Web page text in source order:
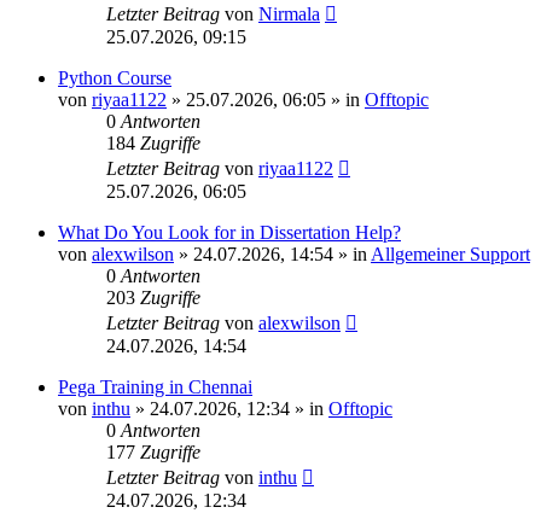
Letzter Beitrag von Nirmala
25.07.2026, 09:15
Python Course
von riyaa1122 » 25.07.2026, 06:05 » in Offtopic
0 Antworten
184 Zugriffe
Letzter Beitrag von riyaa1122
25.07.2026, 06:05
What Do You Look for in Dissertation Help?
von alexwilson » 24.07.2026, 14:54 » in Allgemeiner Support
0 Antworten
203 Zugriffe
Letzter Beitrag von alexwilson
24.07.2026, 14:54
Pega Training in Chennai
von inthu » 24.07.2026, 12:34 » in Offtopic
0 Antworten
177 Zugriffe
Letzter Beitrag von inthu
24.07.2026, 12:34